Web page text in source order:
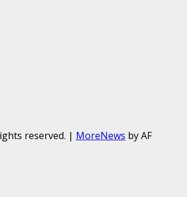
reserved. | MoreNews by AF